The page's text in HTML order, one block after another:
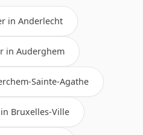
in Anderlecht
in Auderghem
Sainte-Agathe
Bruxelles-Ville